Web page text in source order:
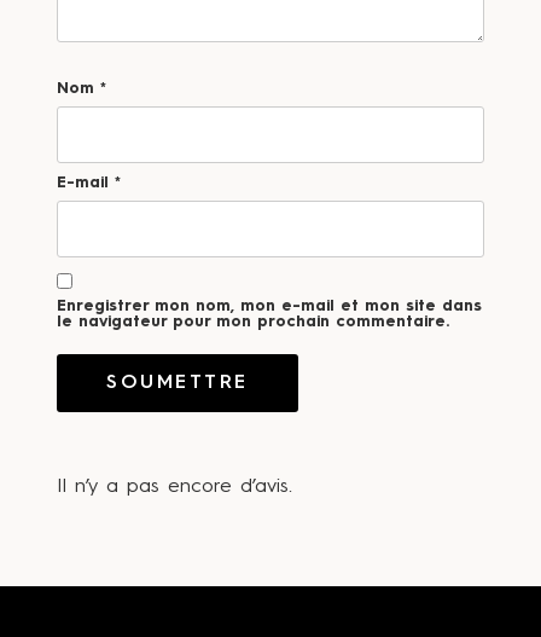
Il n’y a pas encore d’avis.
Nom *
E-mail *
Enregistrer mon nom, mon e-mail et mon site dans
le navigateur pour mon prochain commentaire.